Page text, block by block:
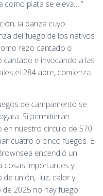
como plata se eleva….”
la danza cuyo
del fuego de los nativos
rezo cantado o
cantado e invocando a las
el 284 abre, comienza
de campamento se
Si permitieran
nuestro círculo de 570
cuatro o cinco fuegos. El
encendió un
cosas importantes y
de unión, luz, calor y
2025 no hay fuego